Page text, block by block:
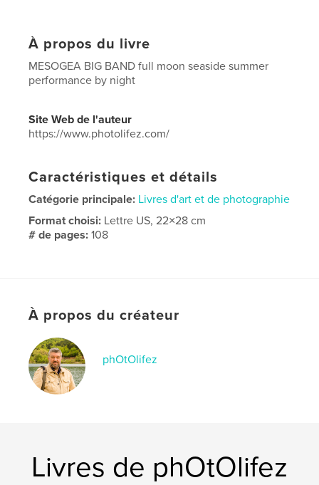
À propos du livre
MESOGEA BIG BAND full moon seaside summer
performance by night
Site Web de l'auteur
https://www.photolifez.com/
Caractéristiques et détails
Catégorie principale: Livres d'art et de photographie
Format choisi: Lettre US, 22×28 cm
# de pages:108
Band , Mesogea , Music
À propos du créateur
phOtOlifez
Livres de phOtOlifez